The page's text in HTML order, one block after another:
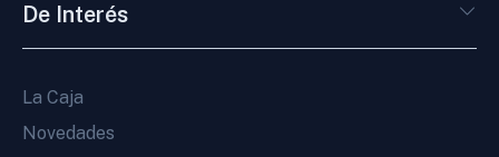
De Interés
La Caja
Novedades